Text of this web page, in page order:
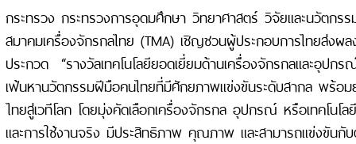
กระทรวง กระทรวงการอุดมศึกษา วิทยาศาสตร์ วิจัยและนวัตกร
สมาคมเครื่องจักรกลไทย (TMA) เชิญชวนผู้ประกอบการไทยส่งผล
ประกวด “รางวัลเทคโนโลยียอดเยี่ยมด้านเครื่องจักรกลและอุปก
เฟ้นหานวัตกรรมฝีมือคนไทยที่มีศักยภาพแข่งขันระดับสากล พร้อ
ไทยสู่เวทีโลก โดยมุ่งคัดเลือกเครื่องจักรกล อุปกรณ์ หรือเทคโนโ
และการใช้งานจริง มีประสิทธิภาพ คุณภาพ และสามารถแข่งขันกับ